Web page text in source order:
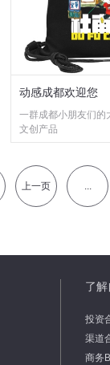
动感成都欢迎您
一群成都小朋友们的
文创产品
上一页 ...
了
投资
渠道
商务